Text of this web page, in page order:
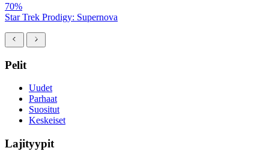
70%
Star Trek Prodigy: Supernova
Pelit
Uudet
Parhaat
Suositut
Keskeiset
Lajityypit